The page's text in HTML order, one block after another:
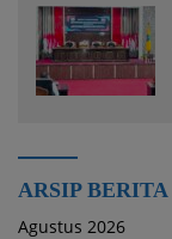
ARSIP BERITA
Agustus 2026